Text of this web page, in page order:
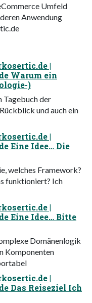
Umfeld
Anwendung
|
Warum ein
)
Tagebuch der
und auch ein
|
Eine Idee… Die
welches Framework?
funktioniert? Ich
|
Eine Idee… Bitte
Domänenlogik
Komponenten
|
Das Reiseziel Ich